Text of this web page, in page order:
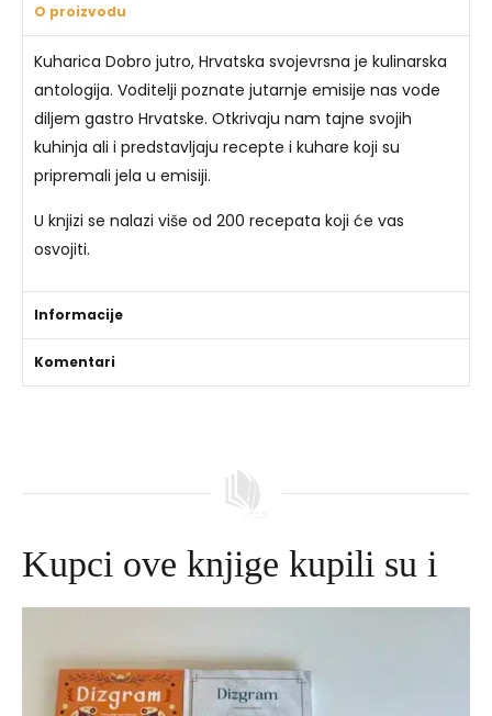
O proizvodu
Kuharica Dobro jutro, Hrvatska svojevrsna je kulinarska
antologija. Voditelji poznate jutarnje emisije nas vode
diljem gastro Hrvatske. Otkrivaju nam tajne svojih
kuhinja ali i predstavljaju recepte i kuhare koji su
pripremali jela u emisiji.
U knjizi se nalazi više od 200 recepata koji će vas
osvojiti.
Informacije
Komentari
Kupci ove knjige kupili su i
Izvorna
je:
695,00 DKK.
Trenutna
645,00 DKK.